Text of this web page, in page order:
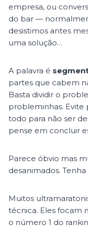
empresa, ou
do bar —
desistimos antes
uma solução…
A palavra é
partes que cabem
Basta dividir o
probleminhas.
todo para não ser
pense em concluir
Parece óbvio mas
desanimados.
Muitos
técnica. Eles focam
o número 1 do